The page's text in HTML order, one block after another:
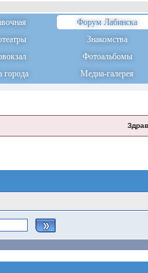
Форум Лабинска
Знакомства
Фотоальбомы
города Медиа-галерея